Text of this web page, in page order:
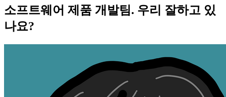
소프트웨어 제품 개발팀. 우리 잘하고 있
나요?